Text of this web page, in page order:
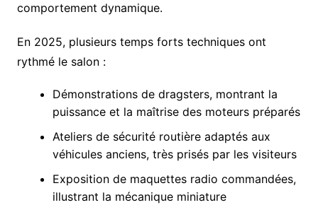
comportement dynamique.
En 2025, plusieurs temps forts techniques ont
rythmé le salon :
Démonstrations de dragsters, montrant la
puissance et la maîtrise des moteurs préparés
Ateliers de sécurité routière adaptés aux
véhicules anciens, très prisés par les visiteurs
Exposition de maquettes radio commandées,
illustrant la mécanique miniature